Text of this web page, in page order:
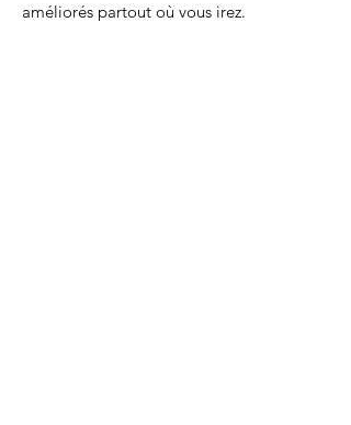
améliorés partout où vous irez.